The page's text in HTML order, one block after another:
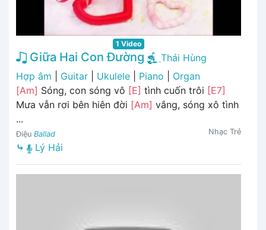
1 Video
Giữa Hai Con Đường
Thái Hùng
Hợp âm
Guitar Ukulele Piano
Organ
[Am] Sóng, con sóng vô [E] tình cuốn trôi [E7]
Mưa vẫn rơi bên hiên đời [Am] vắng, sóng xô tình
...
Điệu Ballad Nhạc Trẻ
⤷ Lý Hải